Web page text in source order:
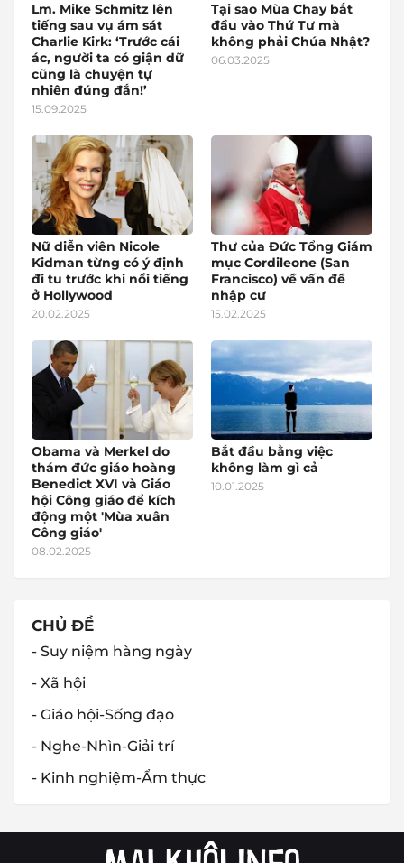
Lm. Mike Schmitz lên
tiếng sau vụ ám sát
Charlie Kirk: ‘Trước cái
ác, người ta có giận dữ
cũng là chuyện tự
nhiên đúng đắn!’
15.09.2025
Tại sao Mùa Chay bắt
đầu vào Thứ Tư mà
không phải Chúa Nhật?
06.03.2025
Nữ diễn viên Nicole
Kidman từng có ý định
đi tu trước khi nổi tiếng
ở Hollywood
20.02.2025
Thư của Đức Tổng Giám
mục Cordileone (San
Francisco) về vấn đề
nhập cư
15.02.2025
Obama và Merkel do
thám đức giáo hoàng
Benedict XVI và Giáo
hội Công giáo để kích
động một 'Mùa xuân
Công giáo'
08.02.2025
Bắt đầu bằng việc
không làm gì cả
10.01.2025
CHỦ ĐỀ
- Suy niệm hàng ngày
- Xã hội
- Giáo hội-Sống đạo
- Nghe-Nhìn-Giải trí
- Kinh nghiệm-Ẩm thực